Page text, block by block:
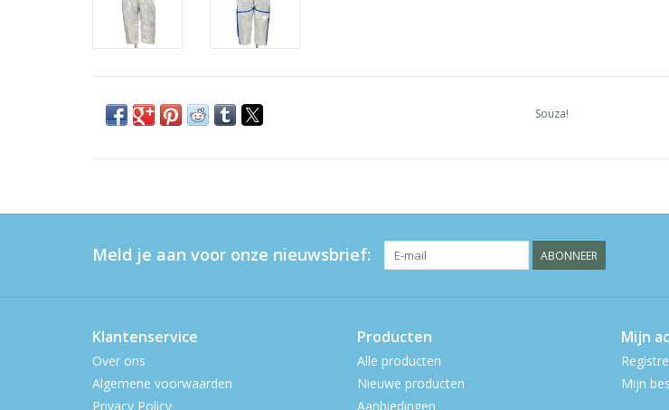
Souza!
Meld je aan voor onze nieuwsbrief: ABONNEER
Klantenservice
Over ons
Algemene voorwaarden
Privacy Policy
Producten
Alle producten
Nieuwe producten
Aanbiedingen
Mijn
Mijn